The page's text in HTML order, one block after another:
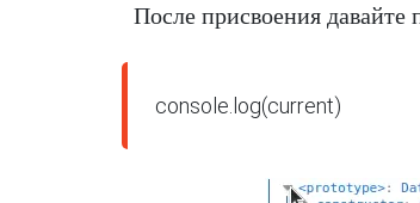
После присвоения давайте
console.log(current)